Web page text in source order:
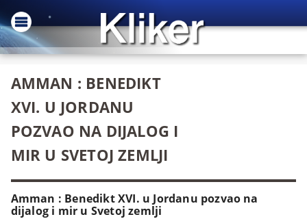
AMMAN : BENEDIKT
XVI. U JORDANU
POZVAO NA DIJALOG I
MIR U SVETOJ ZEMLJI
Amman : Benedikt XVI. u Jordanu pozvao na
dijalog i mir u Svetoj zemlji